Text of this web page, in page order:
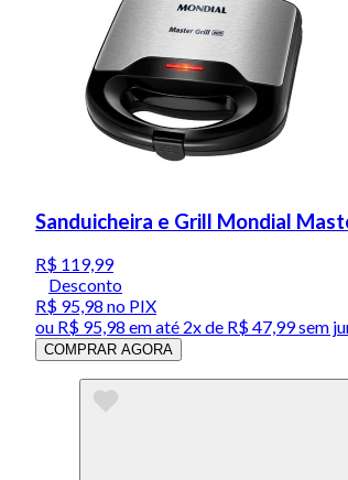
Sanduicheira e Grill Mondial
R$ 119,99
Desconto
R$ 95,98 no PIX
ou R$ 95,98 em até 2x de R$ 47,99 sem
COMPRAR AGORA